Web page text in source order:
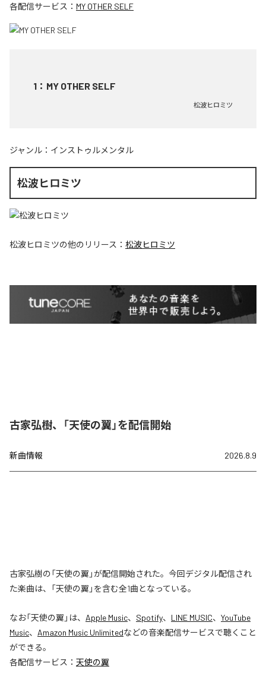
各配信サービス： MY OTHER SELF
1 ： MY OTHER SELF
松波ヒロミツ
ジャンル： インストゥルメンタル
松波ヒロミツ
松波ヒロミツの他のリリース： 松波ヒロミツ
古家弘樹、「天使の翼」を配信開始
新曲情報 2026.8.9
古家弘樹の「天使の翼」が配信開始された。今回デジタル配信され
た楽曲は、「天使の翼」を含む全1曲となっている。
なお「天使の翼 」は、 Apple Music、 Spotify、 LINE MUSIC、 YouTube
Music、 Amazon Music Unlimitedなどの音楽配信サービスで聴くこと
ができる。
各配信サービス： 天使の翼